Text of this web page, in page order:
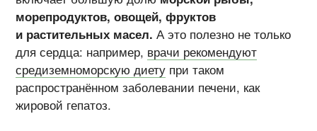
морепродуктов, овощей, фруктов
и растительных масел. А это полезно не только
для сердца: например, врачи рекомендуют
средиземноморскую диету при таком
распространённом заболевании печени, как
жировой гепатоз.